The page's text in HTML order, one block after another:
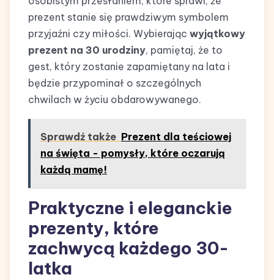
prezent stanie się prawdziwym symbolem
przyjaźni czy miłości. Wybierając wyjątkowy
prezent na 30 urodziny, pamiętaj, że to
gest, który zostanie zapamiętany na lata i
będzie przypominał o szczególnych
chwilach w życiu obdarowywanego.
Sprawdź także Prezent dla teściowej
na święta - pomysły, które oczarują
każdą mamę!
Praktyczne i eleganckie
prezenty, które
zachwycą każdego 30-
latka